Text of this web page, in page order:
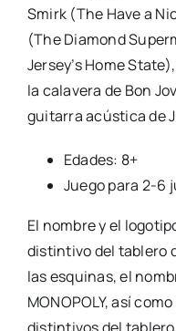
Smirk (The Have a
(The Diamond
Jersey’s Home
la calavera de Bon
guitarra acústica de
Edades: 8+
Juego para 2-6
El nombre y el
distintivo del tablero
las esquinas, el
MONOPOLY, así